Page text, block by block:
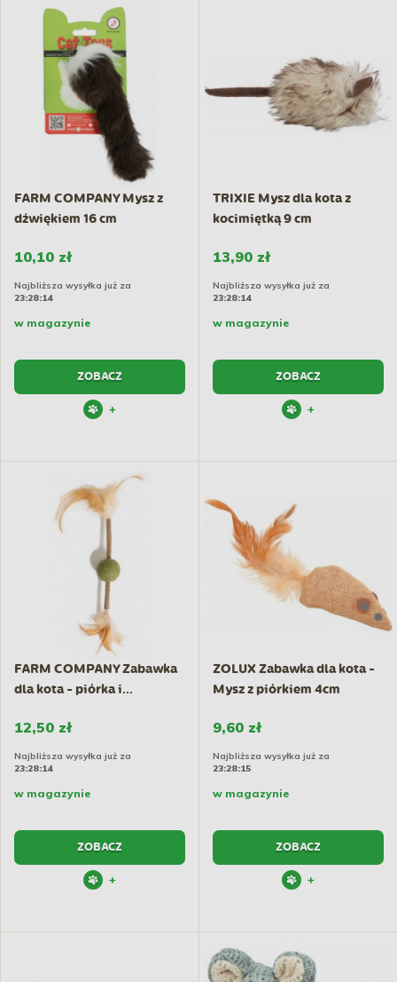
FARM COMPANY Mysz z
dźwiękiem 16 cm
10,10 zł
Najbliższa wysyłka już za
23:28:14
w magazynie
ZOBACZ
+
TRIXIE Mysz dla kota z
kocimiętką 9 cm
13,90 zł
Najbliższa wysyłka już za
23:28:14
w magazynie
ZOBACZ
+
FARM COMPANY Zabawka
dla kota - piórka i...
12,50 zł
Najbliższa wysyłka już za
23:28:14
w magazynie
ZOBACZ
+
ZOLUX Zabawka dla kota -
Mysz z piórkiem 4cm
9,60 zł
Najbliższa wysyłka już za
23:28:14
w magazynie
ZOBACZ
+